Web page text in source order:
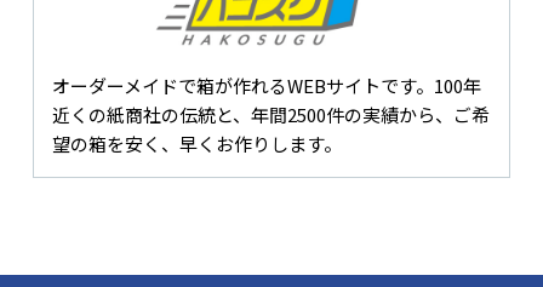
オーダーメイドで箱が作れるWEBサイトです。100年
近くの紙商社の伝統と、年間2500件の実績から、ご希
望の箱を安く、早くお作りします。